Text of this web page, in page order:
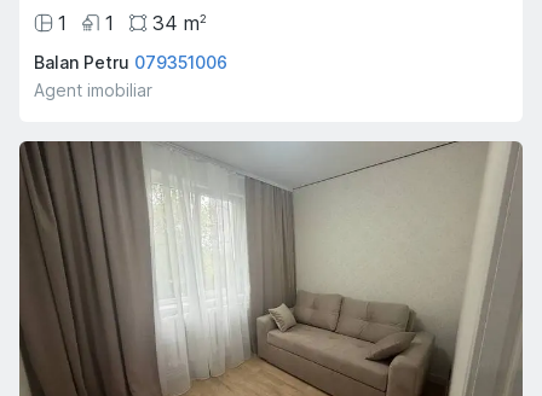
1
1 34 m2
Balan Petru 079351006
Agent imobiliar